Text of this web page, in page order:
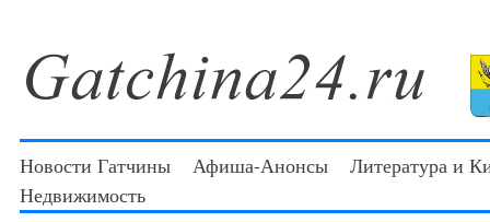
Новости Гатчины Афиша-Анонсы
Литература и
Недвижимость